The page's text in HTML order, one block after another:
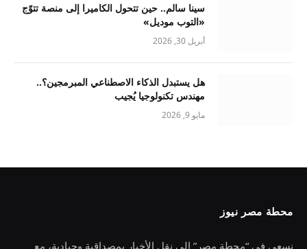
سينا سالم.. حين تتحول الكاميرا إلى منصة تتوّج
«التوب موديل»
أبريل 30, 2026
هل يستبدل الذكاء الاصطناعي المبرمجين؟..
مهندس تكنولوجيا يُجيب
مايو 9, 2026
محطة مصر نيوز
نسعى في “محطة مصر” إلى نقل الأخبار بمصداقية وحيادية، مع